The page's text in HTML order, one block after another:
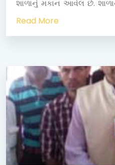
શાળાનું મકાન આવેલ છે.
મુળ જુનુ બસ સ્ટેશન આવેલ છે.
શાળાનું મકાન પૂર્વમુખી છે.
Read More